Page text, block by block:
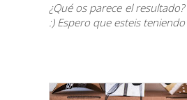
¿Qué os parece el resultado?
:) Espero que esteis